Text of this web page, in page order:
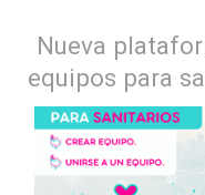
Nueva
equipos para